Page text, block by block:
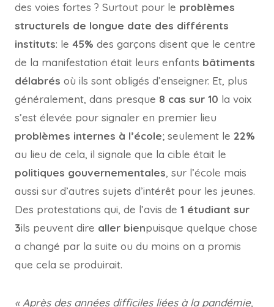
des voies fortes ? Surtout pour le problèmes
structurels de longue date des différents
instituts: le 45% des garçons disent que le centre
de la manifestation était leurs enfants bâtiments
délabrés où ils sont obligés d’enseigner. Et, plus
généralement, dans presque 8 cas sur 10 la voix
s’est élevée pour signaler en premier lieu
problèmes internes à l’école; seulement le 22%
au lieu de cela, il signale que la cible était le
politiques gouvernementales, sur l’école mais
aussi sur d’autres sujets d’intérêt pour les jeunes.
Des protestations qui, de l’avis de 1 étudiant sur
3ils peuvent dire aller bienpuisque quelque chose
a changé par la suite ou du moins on a promis
que cela se produirait.
« Après des années difficiles liées à la pandémie,